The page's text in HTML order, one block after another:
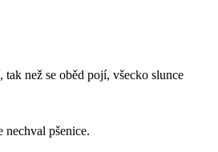
než se oběd pojí, všecko slunce
nechval pšenice.